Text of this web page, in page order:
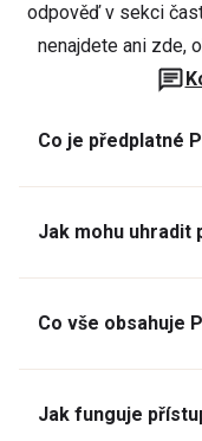
odpověď v sekci
nenajdete ani zde,
Co je předplatné
Jak mohu uhradit
Co vše obsahuje
Jak funguje